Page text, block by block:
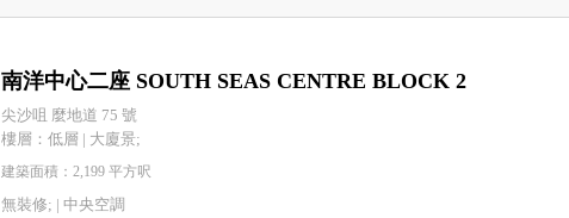
南洋中心二座 SOUTH SEAS CENTRE BLOCK 2
尖沙咀 麼地道 75 號
樓層：低層 | 大廈景;
建築面積：2,199 平方呎
無裝修; |中央空調